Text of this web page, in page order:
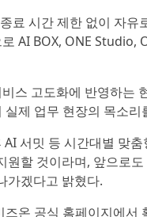
료 시간 제한 없이 자
AI BOX, ONE Studio,
스 고도화에 반영하는
제 업무 현장의 목소
서밋 등 시간대별 맞
원할 것이라며, 앞으로
가겠다고 밝혔다.
온 공식 홈페이지에